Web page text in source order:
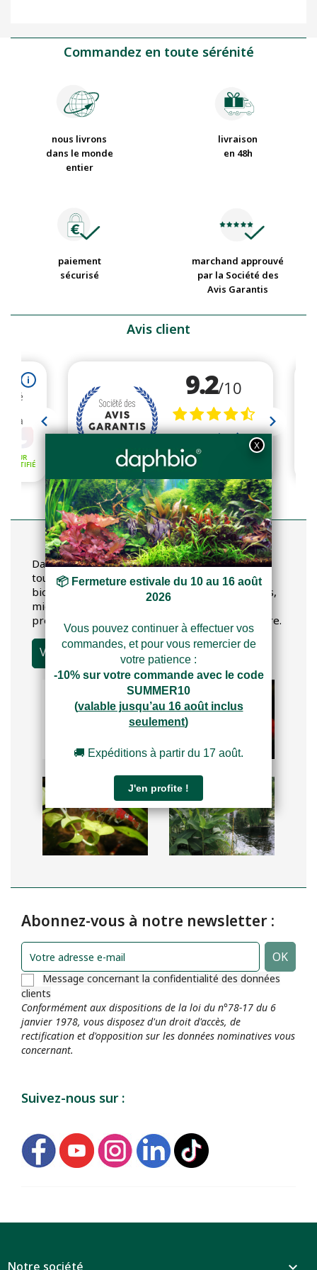
Commandez en toute sérénité
nous livrons
dans le monde
entier
livraison
en 48h
paiement
sécurisé
marchand approuvé
par la Société des
Avis Garantis
Avis client
Articles récents
Daphbio vous aide à entretenir votre aquarium
tout au long de sa vie. Daphbio cultive, de façon
biologique, des micro-algues, micro-organismes,
micro-crustacés et bactéries pro-biotiques et
pré-biotiques pour l'aquariophilie et l'aquaculture.
Voir les articles
Abonnez-vous à notre newsletter :
Message concernant la confidentialité des données
clients
Conformément aux dispositions de la loi du n°78-17 du 6
janvier 1978, vous disposez d'un droit d'accès, de
rectification et d'opposition sur les données nominatives vous
concernant.
Suivez-nous sur :
Notre société